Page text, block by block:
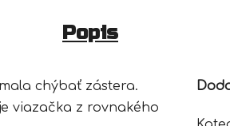
Popis
chýbať zástera.
viazačka z rovnakého